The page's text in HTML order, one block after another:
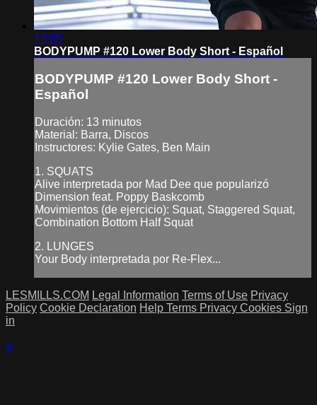
13:05
BODYPUMP #120 Lower Body Short - Español
BODYPUMP #120 Lower Body Short -
Español
Duración: 13 minutos
Material: Barra, Discos
Instructores: Kylie Gates, Ben Main
1. SQUATS
Alive interpretada por Mad Dee que popularizó
Dimension feat. Poppy Baskcomb
Movimientos (de ejercicio): Squat, Staggered Squat,
Combination Bottom Half Squat
2. LUNGES
Your Body interpretada por Re-Flex...
LESMILLS.COM Legal Information Terms of Use Privacy
Policy Cookie Declaration Help Terms Privacy Cookies Sign
in
×